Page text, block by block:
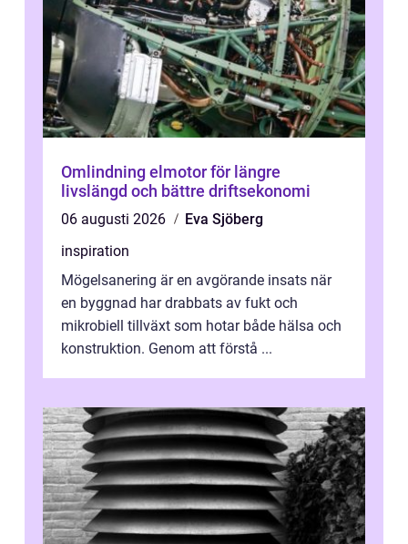
Omlindning elmotor för längre
livslängd och bättre driftsekonomi
06 augusti 2026
Eva Sjöberg
inspiration
Mögelsanering är en avgörande insats när
en byggnad har drabbats av fukt och
mikrobiell tillväxt som hotar både hälsa och
konstruktion. Genom att förstå ...